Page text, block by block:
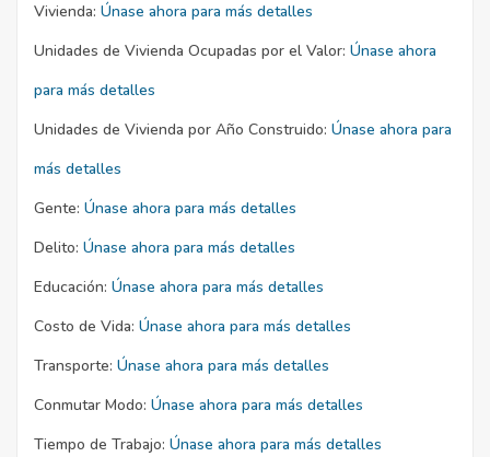
Vivienda: Únase ahora para más detalles
Unidades de Vivienda Ocupadas por el Valor: Únase ahora
para más detalles
Unidades de Vivienda por Año Construido: Únase ahora para
más detalles
Gente: Únase ahora para más detalles
Delito: Únase ahora para más detalles
Educación: Únase ahora para más detalles
Costo de Vida: Únase ahora para más detalles
Transporte: Únase ahora para más detalles
Conmutar Modo: Únase ahora para más detalles
Tiempo de Trabajo: Únase ahora para más detalles